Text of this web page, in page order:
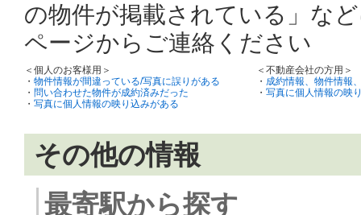
の物件が掲載されている」な
ページからご連絡ください
＜個人のお客様用＞
・ 物件情報が間違っている/写真に誤りがある
・ 問い合わせた物件が成約済みだった
・ 写真に個人情報の映り込みがある
＜不動産会社の方用＞
・ 成約情報、物件情報
・ 写真に個人情報の映
その他の情報
最寄駅から探す